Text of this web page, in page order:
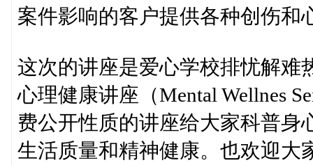
案件影响的客户提供各种创伤和
这次的讲座是爱心学校排忧解难
心理健康讲座（Mental Wellnes
费公开性质的讲座给大家科普身
生活质量和精神健康。也欢迎大